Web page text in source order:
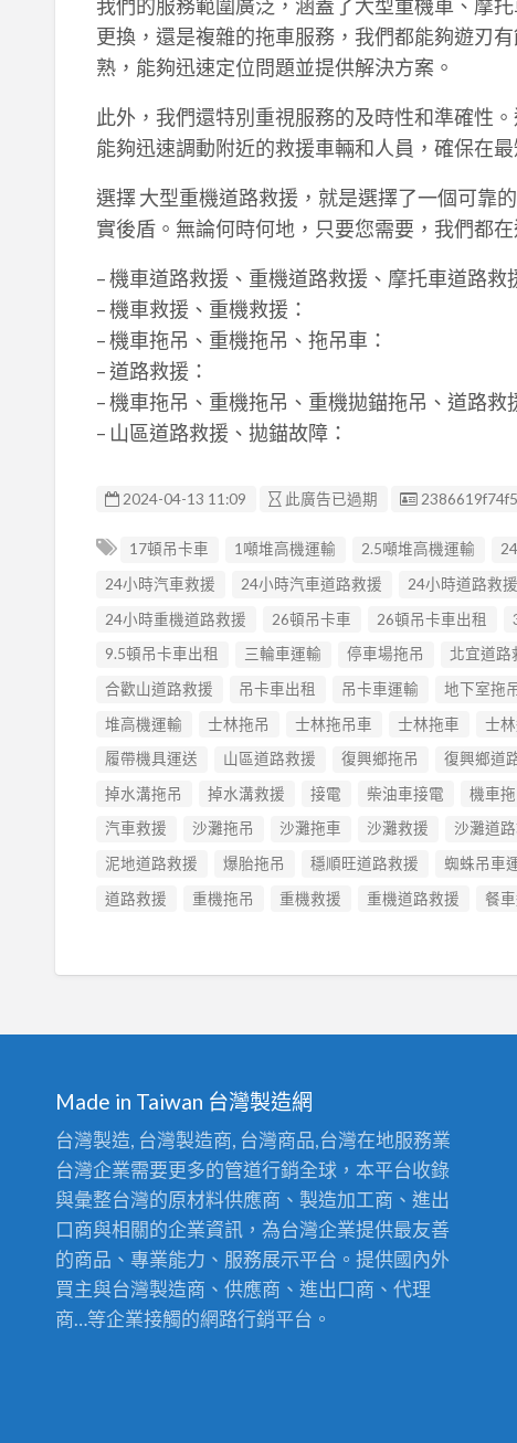
我們的服務範圍廣泛，涵蓋了大型重機車、摩
更換，還是複雜的拖車服務，我們都能夠遊刃
熟，能夠迅速定位問題並提供解決方案。
此外，我們還特別重視服務的及時性和準確性
能夠迅速調動附近的救援車輛和人員，確保在
選擇 大型重機道路救援，就是選擇了一個可靠
實後盾。無論何時何地，只要您需要，我們都
– 機車道路救援、重機道路救援、摩托車道路救
– 機車救援、重機救援：
– 機車拖吊、重機拖吊、拖吊車：
– 道路救援：
– 機車拖吊、重機拖吊、重機拋錨拖吊、道路救
– 山區道路救援、拋錨故障：
2024-04-13 11:09 此廣告已過期 廣告编號
17頓吊卡車 1噸堆高機運輸 2.5噸堆高機運輸
24小時汽車救援
24小時汽車道路救援 24小時道路救援
24小時重機道路救援
26頓吊卡車 26頓吊卡車出租
9.5頓吊卡車出租
三輪車運輸 停車場拖吊 北宜道路
合歡山道路救援
吊卡車出租 吊卡車運輸 地下室拖
堆高機運輸
士林拖吊 士林拖吊車 士林拖車 士
履帶機具運送
山區道路救援 復興鄉拖吊 復興鄉道
掉水溝拖吊
掉水溝救援 接電 柴油車接電 機車
汽車救援
沙灘拖吊 沙灘拖車 沙灘救援 沙灘道
泥地道路救援
爆胎拖吊 穩順旺道路救援 蜘蛛吊車
道路救援
重機拖吊 重機救援 重機道路救援 餐
Made in Taiwan 台灣製造網
台灣製造, 台灣製造商, 台灣商品,台灣在地服務業
台灣企業需要更多的管道行銷全球，本平台收錄
與彙整台灣的原材料供應商、製造加工商、進出
口商與相關的企業資訊，為台灣企業提供最友善
的商品、專業能力、服務展示平台。提供國內外
買主與台灣製造商、供應商、進出口商、代理
商…等企業接觸的網路行銷平台。